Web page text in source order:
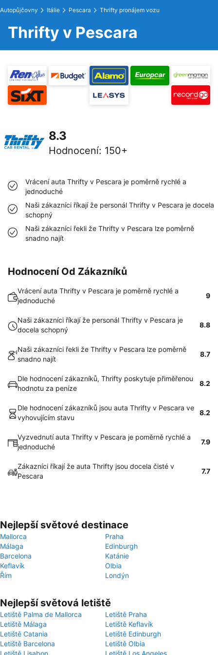
Autopůjčovny Itálie Pescara Thrifty pronájem vozu
Thrifty v Pescara
8.3
Hodnocení: 150+
Vrácení auta Thrifty v Pescara je poměrně rychlé a
jednoduché
Naši zákazníci říkají že personál Thrifty v Pescara je docela
schopný
Naši zákazníci řekli že Thrifty v Pescara lze poměrně
snadno najít
Hodnocení Od Zákazníků
Vrácení auta Thrifty v Pescara je poměrně rychlé a
jednoduché
9
Naši zákazníci říkají že personál Thrifty v Pescara je
docela schopný
8.8
Naši zákazníci řekli že Thrifty v Pescara lze poměrně
snadno najít
8.7
Dle hodnocení zákazníků, Thrifty poskytuje přiměřenou
hodnotu za peníze
8.2
Dle hodnocení zákazníků jsou auta Thrifty v Pescara ve
vyhovujícím stavu
8.2
Vyzvednutí auta Thrifty v Pescara je poměrně rychlé a
jednoduché
7.9
Zákazníci říkají že auta Thrifty jsou docela čisté v
Pescara
7.7
Nejlepší světové destinace
Mallorca
Praha
Málaga
Edinburgh
Barcelona
Katánie
Keflavík
Olbia
Řím
Londýn
Nejlepší světová letiště
Letiště Palma de Mallorca
Letiště Praha
Letiště Málaga
Letiště Keflavík
Letiště Catania
Letiště Edinburgh
Letiště Barcelona
Letiště Olbia
Letiště Lisabon
Letiště Los Angeles